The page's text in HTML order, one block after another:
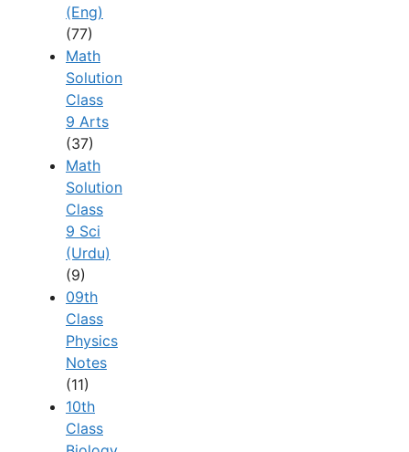
(Eng)
(77)
Math
Solution
Class
9 Arts
(37)
Math
Solution
Class
9 Sci
(Urdu)
(9)
09th
Class
Physics
Notes
(11)
10th
Class